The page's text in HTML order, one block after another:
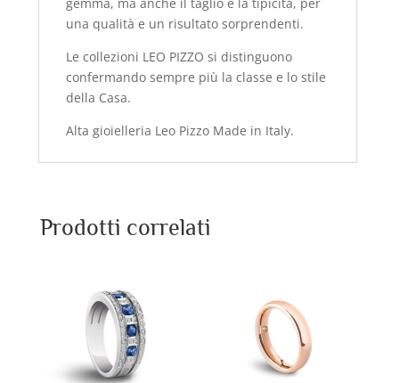
una qualità e un risultato sorprendenti.
Le collezioni LEO PIZZO si distinguono
confermando sempre più la classe e lo stile
della Casa.
Alta gioielleria Leo Pizzo Made in Italy.
Prodotti correlati